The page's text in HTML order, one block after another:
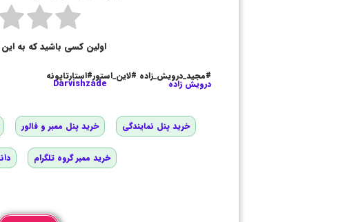
اولین کسی باشید که به
#مجید_درویش_زاده #لاین_استور#استارتاپونه
درویش زاده Darvishzade
خرید پنل نمایندگی خرید پنل ممبر و فالور
خرید ممبر گروه تلگرام